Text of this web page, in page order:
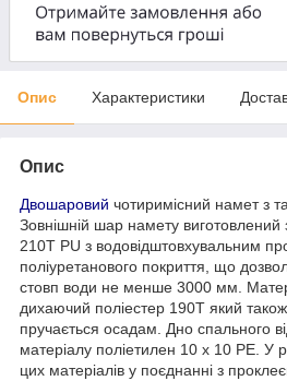
Опис Характеристики
Опис
Двошаровий чотиримісний намет з
Зовнішній шар намету виготовлений
210T PU з водовідштовхувальним
поліуретанового покриття, що
стовп води не менше 3000 мм.
дихаючий поліестер 190T який
пручається осадам. Дно спального
матеріалу поліетилен 10 x 10 РЕ. У
цих матеріалів у поєднанні з